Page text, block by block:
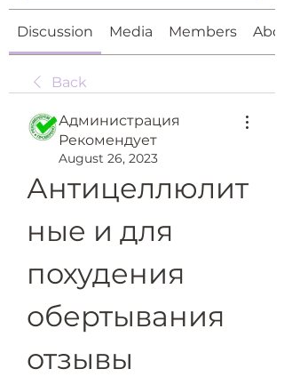
Discussion Media Members
Back
Администрация
Рекомендует
August 26, 2023
Антицеллюлит
ные и для
похудения
обертывания
отзывы